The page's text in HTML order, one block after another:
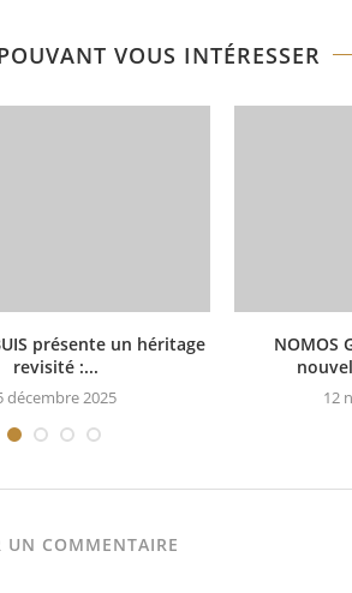
VOUS INTÉRESSER
présente un héritage
revisité :...
décembre 2025
NOMOS
12
UN COMMENTAIRE